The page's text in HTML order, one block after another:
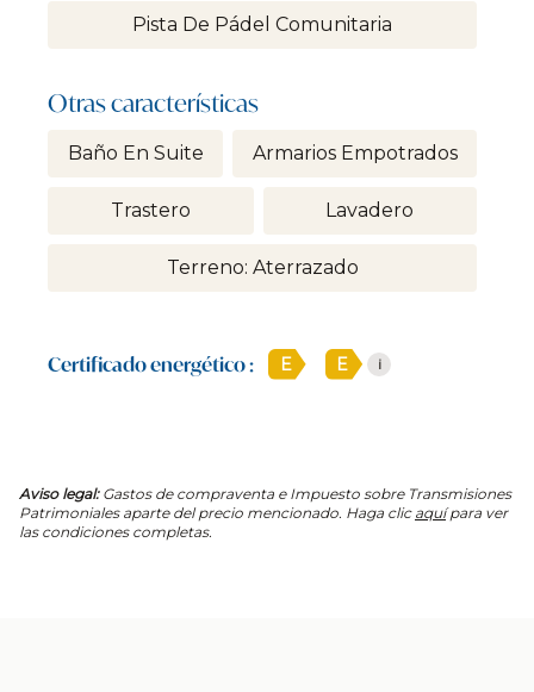
Pista De Pádel Comunitaria
Otras características
Baño En Suite Armarios Empotrados
Trastero Lavadero
Terreno: Aterrazado
Certificado energético : E E i
Aviso legal:Gastos de compraventa e Impuesto sobre Transmisiones
Patrimoniales aparte del precio mencionado. Haga clic aquípara ver
las condiciones completas.